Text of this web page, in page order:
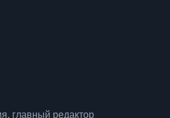
главный редактор